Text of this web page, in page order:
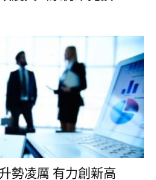
勢凌厲 有力創新高